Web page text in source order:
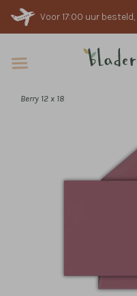
Voor 17:00 uur
Berry 12 x 18